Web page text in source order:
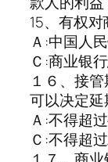
15、有权对
Ａ:中国人
Ｃ:商业银
１６、接
可以决定延
Ａ:不得超
Ｃ:不得超